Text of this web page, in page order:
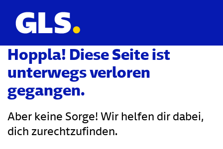
Hoppla! Diese Seite ist
unterwegs verloren
gegangen.
Aber keine Sorge! Wir helfen dir dabei,
dich zurechtzufinden.